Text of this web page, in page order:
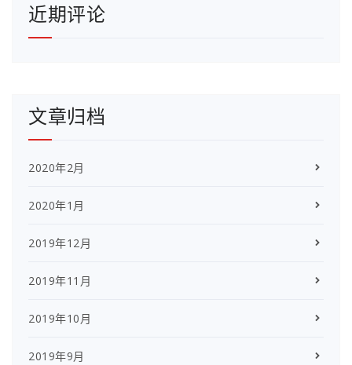
近期评论
文章归档
2020年2月
2020年1月
2019年12月
2019年11月
2019年10月
2019年9月